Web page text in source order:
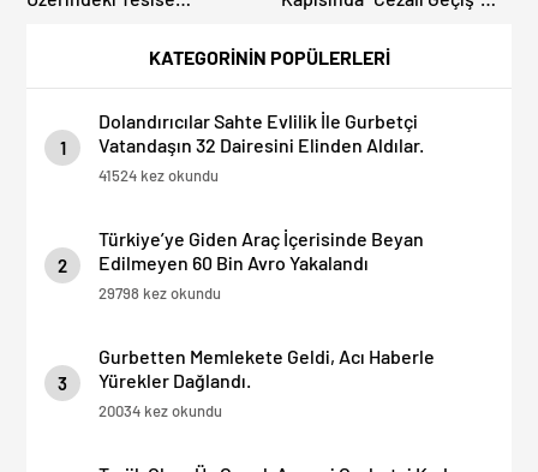
KATEGORİNİN POPÜLERLERİ
1
Dolandırıcılar Sahte Evlilik İle Gurbetçi
Vatandaşın 32 Dairesini Elinden Aldılar.
41524 kez okundu
2
Türkiye’ye Giden Araç İçerisinde Beyan
Edilmeyen 60 Bin Avro Yakalandı
29798 kez okundu
3
Gurbetten Memlekete Geldi, Acı Haberle
Yürekler Dağlandı.
20034 kez okundu
“Hesabınızı Mutlaka Kontrol
Dışına Çıkamıyor!